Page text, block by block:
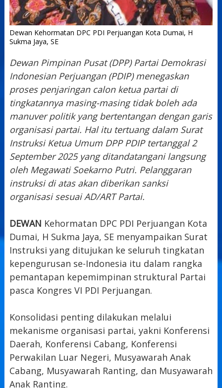
Dewan Kehormatan DPC PDI Perjuangan Kota Dumai, H
Sukma Jaya, SE
Dewan Pimpinan Pusat (DPP) Partai Demokrasi
Indonesian Perjuangan (PDIP) menegaskan
proses penjaringan calon ketua partai di
tingkatannya masing-masing tidak boleh ada
manuver politik yang bertentangan dengan garis
organisasi partai. Hal itu tertuang dalam Surat
Instruksi Ketua Umum DPP PDIP tertanggal 2
September 2025 yang ditandatangani langsung
oleh Megawati Soekarno Putri. Pelanggaran
instruksi di atas akan diberikan sanksi
organisasi sesuai AD/ART Partai.
DEWAN Kehormatan DPC PDI Perjuangan Kota
Dumai, H Sukma Jaya, SE menyampaikan Surat
Instruksi yang ditujukan ke seluruh tingkatan
kepengurusan se-Indonesia itu dalam rangka
pemantapan kepemimpinan struktural Partai
pasca Kongres VI PDI Perjuangan.
Konsolidasi penting dilakukan melalui
mekanisme organisasi partai, yakni Konferensi
Daerah, Konferensi Cabang, Konferensi
Perwakilan Luar Negeri, Musyawarah Anak
Cabang, Musyawarah Ranting, dan Musyawarah
Anak Ranting.